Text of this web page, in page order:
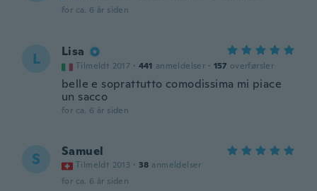
for ca. 6 år siden
L Lisa
Tilmeldt 2017 · 441 anmeldelser · 157 overførsler
belle e soprattutto comodissima mi piace
un sacco
for ca. 6 år siden
S Samuel
Tilmeldt 2013 · 38 anmeldelser
for ca. 6 år siden